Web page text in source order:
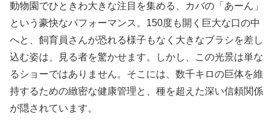
動物園でひときわ大きな注目を集める、カバの「あーん」
という豪快なパフォーマンス。150度も開く巨大な口の中
へと、飼育員さんが恐れる様子もなく大きなブラシを差し
込む姿は、見る者を驚かせます。しかし、この光景は単な
るショーではありません。そこには、数千キロの巨体を維
持するための緻密な健康管理と、種を超えた深い信頼関係
が隠されています。